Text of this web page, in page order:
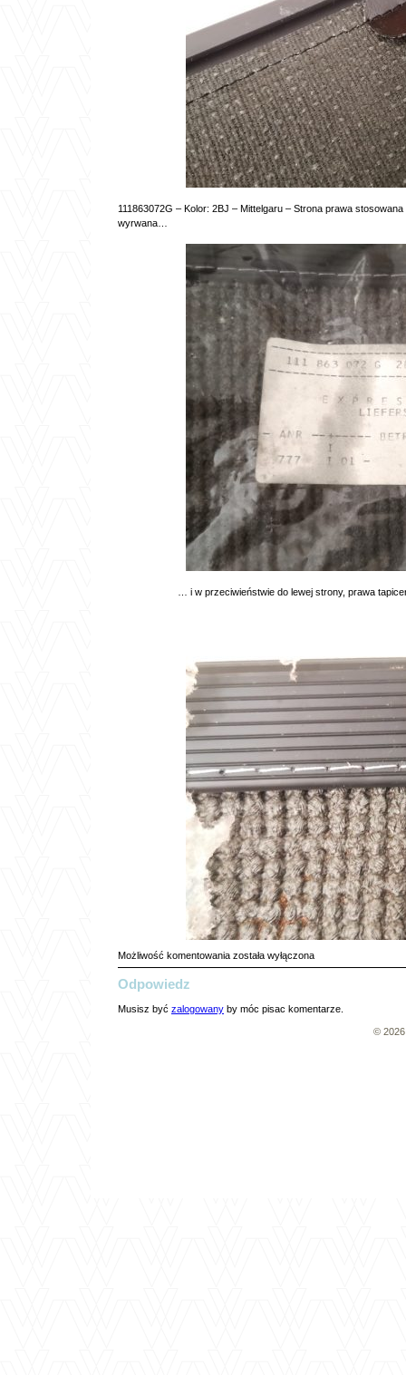
111863072G – Kolor: 2BJ – Mittelgaru – Strona prawa
wyrwana…
… i w przeciwieństwie do lewej strony, prawa
Możliwość komentowania Tapicerki
c.d.
została wyłączona
Odpowiedz
Musisz być zalogowany by móc pisac komentarze.
©